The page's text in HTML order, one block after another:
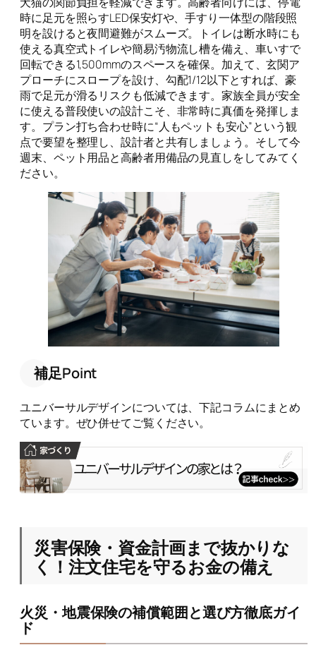
時に足元を照らすLED保安灯や、手すり一体型の階段照
明を設けると夜間避難がスムーズ。トイレは断水時にも
使える真空式トイレや簡易汚物流し槽を備え、車いすで
回転できる1,500mmのスペースを確保。加えて、玄関ア
プローチにスロープを設け、勾配1/12以下とすれば、豪
雨で足元が滑るリスクも低減できます。家族全員が安全
に使える普段使いの設計こそ、非常時に真価を発揮しま
す。プラン打ち合わせ時に“人もペットも安心”という観
点で要望を整理し、設計者と共有しましょう。そして今
週末、ペット用品と高齢者用備品の見直しをしてみてく
ださい。
補足Point
ユニバーサルデザインについては、下記コラムにまとめ
ています。ぜひ併せてご覧ください。
災害保険・資金計画まで抜かりな
く！注文住宅を守るお金の備え
火災・地震保険の補償範囲と選び方徹底ガイ
ド